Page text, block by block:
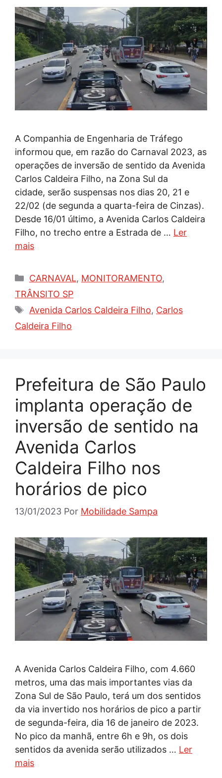
A Companhia de Engenharia de Tráfego
informou que, em razão do Carnaval 2023, as
operações de inversão de sentido da Avenida
Carlos Caldeira Filho, na Zona Sul da
cidade, serão suspensas nos dias 20, 21 e
22/02 (de segunda a quarta-feira de Cinzas).
Desde 16/01 último, a Avenida Carlos Caldeira
Filho, no trecho entre a Estrada de … Ler
mais
Categorias
CARNAVAL, MONITORAMENTO,
TRÂNSITO SP
Tags
Avenida Carlos Caldeira Filho, Carlos
Caldeira Filho
Prefeitura de São Paulo
implanta operação de
inversão de sentido na
Avenida Carlos
Caldeira Filho nos
horários de pico
13/01/2023 Por Mobilidade Sampa
A Avenida Carlos Caldeira Filho, com 4.660
metros, uma das mais importantes vias da
Zona Sul de São Paulo, terá um dos sentidos
da via invertido nos horários de pico a partir
de segunda-feira, dia 16 de janeiro de 2023.
No pico da manhã, entre 6h e 9h, os dois
sentidos da avenida serão utilizados … Ler
mais